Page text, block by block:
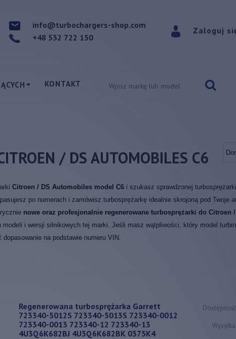
info@turbochargers-shop.com
+48 532 722 150
Zaloguj
KONTAKT
/ DS AUTOMOBILES C6
Citroen / DS Automobiles model C6 i szukasz sprawdzonej
po numerach i zamówisz turbosprężarkę idealnie skrojoną pod Twoje
nowe oraz profesjonalnie regenerowane turbosprężarki do Citroen
i wersji silnikowych tej marki. Jeśli masz wątpliwości, który model
na podstawie numeru VIN.
Regenerowana turbosprężarka Garrett
723340-5012S 723340-5013S 723340-0012
723340-0013 723340-12 723340-13
4U3Q6K682BJ 4U3Q6K682BK 0375K4